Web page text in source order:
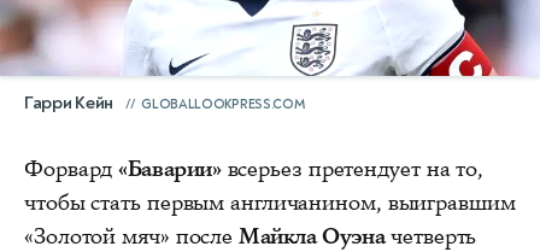
Гарри Кейн GLOBALLOOKPRESS.COM
Форвард«Баварии»всерьез претендует на то,
чтобы стать первым англичанином, выигравшим
«Золотой мяч» после Майкла Оуэначетверть